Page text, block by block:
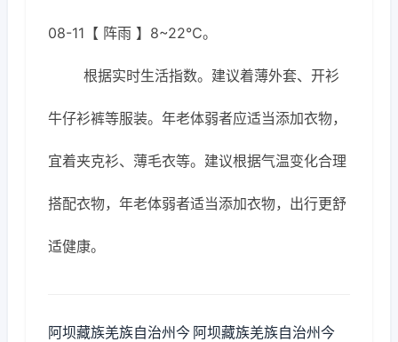
08-11【 阵雨 】8~22℃。
根据实时生活指数。建议着薄外套、开衫
牛仔衫裤等服装。年老体弱者应适当添加衣物，
宜着夹克衫、薄毛衣等。建议根据气温变化合理
搭配衣物，年老体弱者适当添加衣物，出行更舒
适健康。
阿坝藏族羌族自治州今 阿坝藏族羌族自治州今